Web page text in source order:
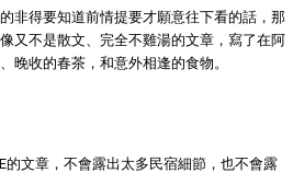
非得要知道前情提要才願意往下看的話，那
又不是散文、完全不雞湯的文章，寫了在阿
晚收的春茶，和意外相逢的食物。
的文章，不會露出太多民宿細節，也不會露